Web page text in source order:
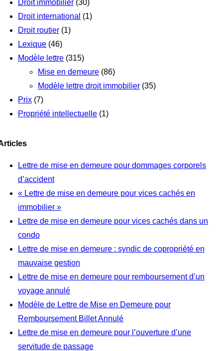
Droit immobilier (30)
Droit international (1)
Droit routier (1)
Lexique (46)
Modèle lettre (315)
Mise en demeure (86)
Modèle lettre droit immobilier (35)
Prix (7)
Propriété intellectuelle (1)
Lettre de mise en demeure pour dommages corporels
d’accident
« Lettre de mise en demeure pour vices cachés en
immobilier »
Lettre de mise en demeure pour vices cachés dans un
condo
Lettre de mise en demeure : syndic de copropriété en
mauvaise gestion
Lettre de mise en demeure pour remboursement d’un
voyage annulé
Modèle de Lettre de Mise en Demeure pour
Remboursement Billet Annulé
Lettre de mise en demeure pour l’ouverture d’une
servitude de passage